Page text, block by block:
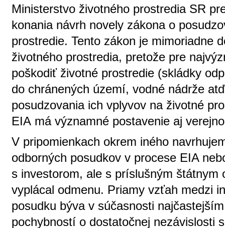
Ministerstvo životného prostredia SR
konania návrh novely zákona o
prostredie. Tento zákon je mimoriadne
životného prostredia, pretože pre
poškodiť životné prostredie (skládky
do chránených území, vodné nádrže
posudzovania ich vplyvov na životné
EIA má významné postavenie aj
V pripomienkach okrem iného
odborných posudkov v procese EIA
s investorom, ale s príslušným štátnym
vyplácal odmenu. Priamy vzťah medzi
posudku býva v súčasnosti
pochybností o dostatočnej nezávislosti